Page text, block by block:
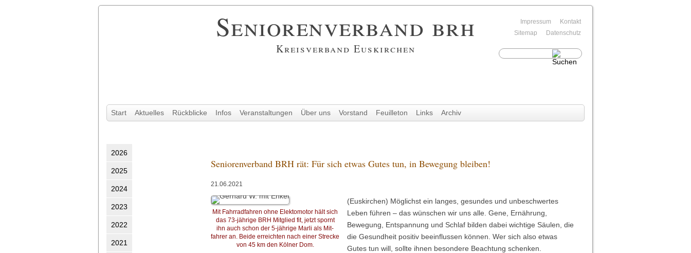
Seniorenverband brh
Kreisverband Euskirchen
Navigation
Start Aktuelles Rückblicke Infos Veranstaltungen Über uns Vorstand Feuilleton Links Archiv
Kontakt
Impressum
Datenschutz
Sitemap
Seniorenverband BRH rät: Für sich etwas Gutes tun, in Bewegung bleiben!
21.06.2021
Mit Fahrradfahren ohne Elektomotor hält sich
das 73-jährige BRH Mitglied fit, jetzt spornt
ihn auch schon der 5-jährige Marli als Mit-
fahrer an. Beide erreichten nach einer Strecke
von 45 km den Kölner Dom.
(Euskirchen) Möglichst ein langes, gesundes und unbeschwertes
Leben führen – das wünschen wir uns alle. Gene, Ernährung,
Bewegung, Entspannung und Schlaf bilden dabei wichtige Säulen, die
die Gesundheit positiv beeinflussen können. Wer sich also etwas
Gutes tun will, sollte ihnen besondere Beachtung schenken.
2026
2025
2024
2023
2022
2021